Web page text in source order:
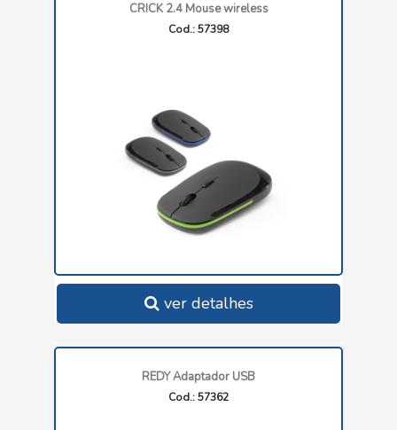
CRICK 2.4 Mouse wireless
Cod.: 57398
ver detalhes
REDY Adaptador USB
Cod.: 57362